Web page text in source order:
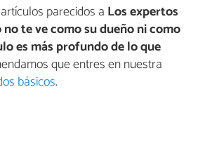
parecidos a Los expertos
te ve como su dueño ni como
es más profundo de lo que
que entres en nuestra
básicos.